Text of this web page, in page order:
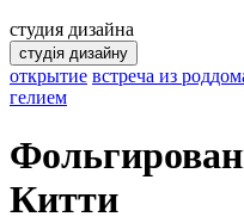
студия дизайна
студія дизайну
открытие встреча из
гелием
Китти